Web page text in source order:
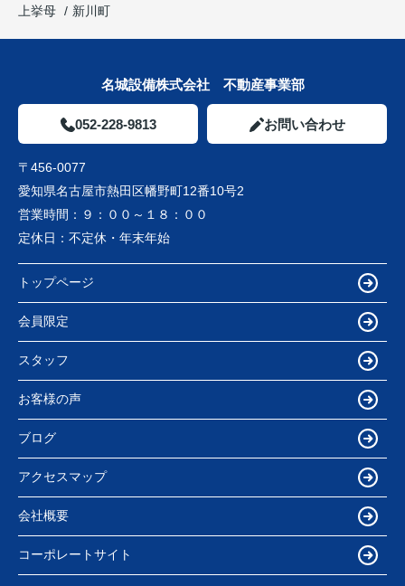
上挙母
新川町
名城設備株式会社 不動産事業部
052-228-9813 お問い合わせ
〒456-0077
愛知県名古屋市熱田区幡野町12番10号2
営業時間： ９：００～１８：００
定休日： 不定休・年末年始
トップページ
会員限定
スタッフ
お客様の声
ブログ
アクセスマップ
会社概要
コーポレートサイト